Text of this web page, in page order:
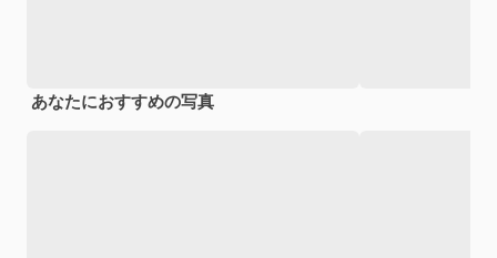
あなたにおすすめの写真